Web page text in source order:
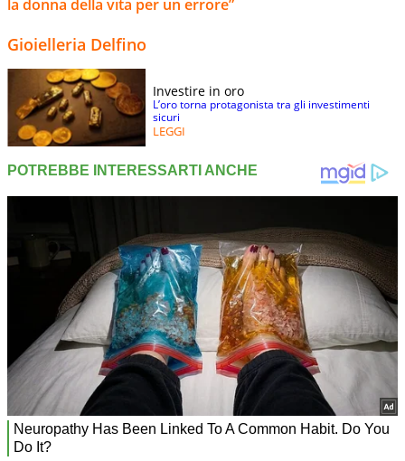
la donna della vita per un errore”
Gioielleria Delfino
Investire in oro
L’oro torna protagonista tra gli investimenti
sicuri
LEGGI